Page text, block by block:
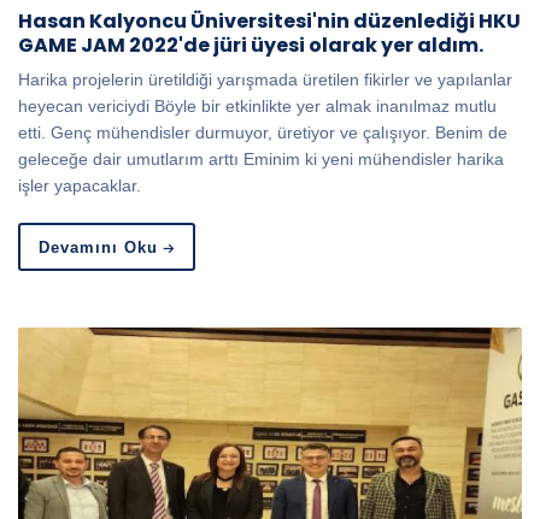
Hasan Kalyoncu Üniversitesi'nin düzenlediği HKU
GAME JAM 2022'de jüri üyesi olarak yer aldım.
Harika projelerin üretildiği yarışmada üretilen fikirler ve yapılanlar
heyecan vericiydi Böyle bir etkinlikte yer almak inanılmaz mutlu
etti. Genç mühendisler durmuyor, üretiyor ve çalışıyor. Benim de
geleceğe dair umutlarım arttı Eminim ki yeni mühendisler harika
işler yapacaklar.
Devamını Oku